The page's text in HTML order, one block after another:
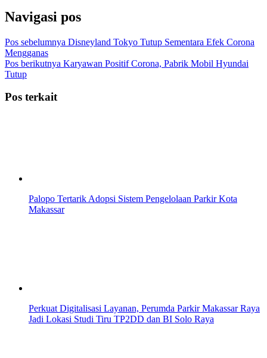
Navigasi pos
Pos sebelumnya Disneyland Tokyo Tutup Sementara Efek Corona
Mengganas
Pos berikutnya Karyawan Positif Corona, Pabrik Mobil Hyundai
Tutup
Pos terkait
Palopo Tertarik Adopsi Sistem Pengelolaan Parkir Kota
Makassar
Perkuat Digitalisasi Layanan, Perumda Parkir Makassar Raya
Jadi Lokasi Studi Tiru TP2DD dan BI Solo Raya